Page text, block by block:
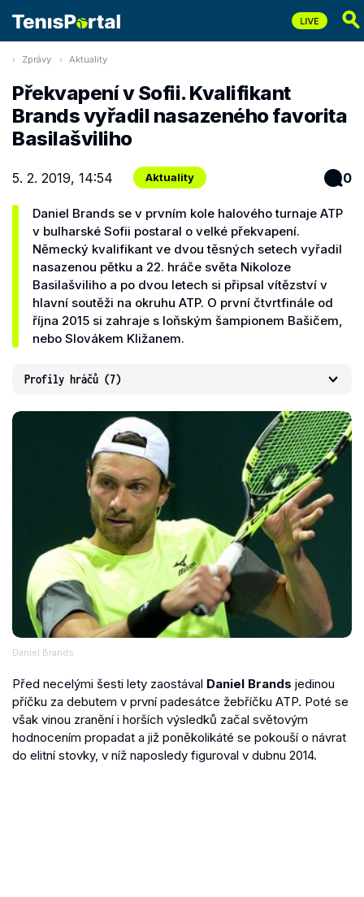
Zprávy Aktuality
Překvapení v Sofii. Kvalifikant
Brands vyřadil nasazeného favorita
Basilašviliho
5. 2. 2019, 14:54 Aktuality 0
Daniel Brands se v prvním kole halového turnaje ATP
v bulharské Sofii postaral o velké překvapení.
Německý kvalifikant ve dvou těsných setech vyřadil
nasazenou pětku a 22. hráče světa Nikoloze
Basilašviliho a po dvou letech si připsal vítězství v
hlavní soutěži na okruhu ATP. O první čtvrtfinále od
října 2015 si zahraje s loňským šampionem Bašičem,
nebo Slovákem Kližanem.
Profily hráčů (7)
Daniel Brands
Před necelými šesti lety zaostával Daniel Brands jedinou
příčku za debutem v první padesátce žebříčku ATP. Poté se
však vinou zranění i horších výsledků začal světovým
hodnocením propadat a již poněkolikáté se pokouší o návrat
do elitní stovky, v níž naposledy figuroval v dubnu 2014.